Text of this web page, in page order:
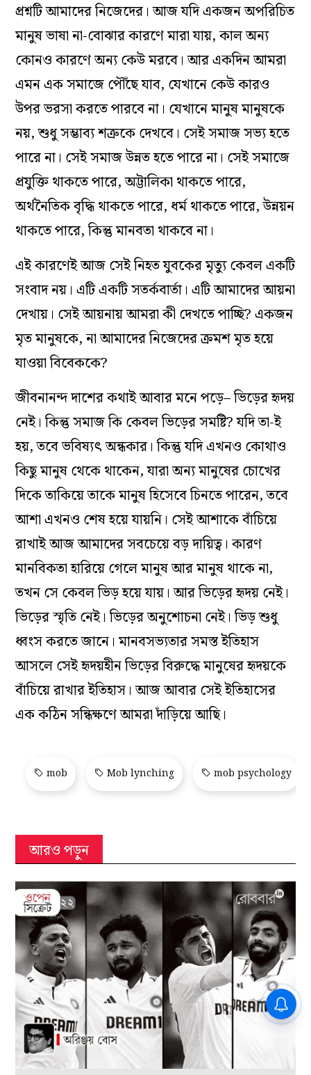
প্রশ্নটি আমাদের নিজেদের। আজ যদি একজন অপরিচিত
মানুষ ভাষা না-বোঝার কারণে মারা যায়, কাল অন্য
কোনও কারণে অন্য কেউ মরবে। আর একদিন আমরা
এমন এক সমাজে পৌঁছে যাব, যেখানে কেউ কারও
উপর ভরসা করতে পারবে না। যেখানে মানুষ মানুষকে
নয়, শুধু সম্ভাব্য শত্রুকে দেখবে। সেই সমাজ সভ্য হতে
পারে না। সেই সমাজ উন্নত হতে পারে না। সেই সমাজে
প্রযুক্তি থাকতে পারে, অট্টালিকা থাকতে পারে,
অর্থনৈতিক বৃদ্ধি থাকতে পারে, ধর্ম থাকতে পারে, উন্নয়ন
থাকতে পারে, কিন্তু মানবতা থাকবে না।
এই কারণেই আজ সেই নিহত যুবকের মৃত্যু কেবল একটি
সংবাদ নয়। এটি একটি সতর্কবার্তা। এটি আমাদের আয়না
দেখায়। সেই আয়নায় আমরা কী দেখতে পাচ্ছি? একজন
মৃত মানুষকে, না আমাদের নিজেদের ক্রমশ মৃত হয়ে
যাওয়া বিবেককে?
জীবনানন্দ দাশের কথাই আবার মনে পড়ে– ভিড়ের হৃদয়
নেই। কিন্তু সমাজ কি কেবল ভিড়ের সমষ্টি? যদি তা-ই
হয়, তবে ভবিষ্যৎ অন্ধকার। কিন্তু যদি এখনও কোথাও
কিছু মানুষ থেকে থাকেন, যারা অন্য মানুষের চোখের
দিকে তাকিয়ে তাকে মানুষ হিসেবে চিনতে পারেন, তবে
আশা এখনও শেষ হয়ে যায়নি। সেই আশাকে বাঁচিয়ে
রাখাই আজ আমাদের সবচেয়ে বড় দায়িত্ব। কারণ
মানবিকতা হারিয়ে গেলে মানুষ আর মানুষ থাকে না,
তখন সে কেবল ভিড় হয়ে যায়। আর ভিড়ের হৃদয় নেই।
ভিড়ের স্মৃতি নেই। ভিড়ের অনুশোচনা নেই। ভিড় শুধু
ধ্বংস করতে জানে। মানবসভ্যতার সমস্ত ইতিহাস
আসলে সেই হৃদয়হীন ভিড়ের বিরুদ্ধে মানুষের হৃদয়কে
বাঁচিয়ে রাখার ইতিহাস। আজ আবার সেই ইতিহাসের
এক কঠিন সন্ধিক্ষণে আমরা দাঁড়িয়ে আছি।
mob Mob lynching mob psychology
আরও পড়ুন